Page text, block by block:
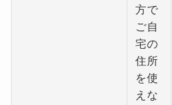
方で
ご自
宅の
住所
を使
えな